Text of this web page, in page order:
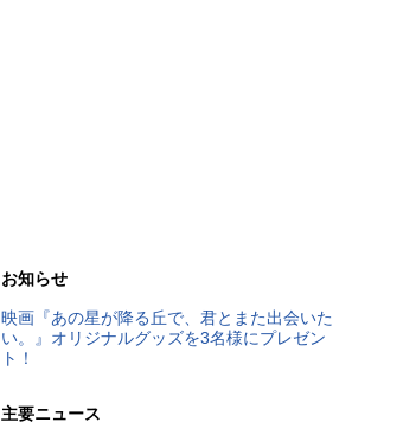
お知らせ
映画『あの星が降る丘で、君とまた出会いた
い。』オリジナルグッズを3名様にプレゼン
ト！
主要ニュース